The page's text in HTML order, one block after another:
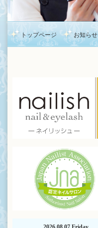
トップページ お知らせ